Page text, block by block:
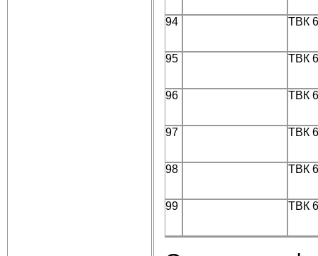
94 ТВК
95 ТВК
96 ТВК
97 ТВК
98 ТВК
99 ТВК